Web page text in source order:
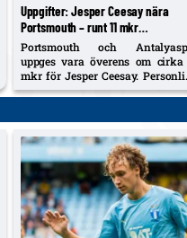
Uppgifter: Jesper Ceesay nära
Portsmouth – runt 11 mkr
överenskommet,
återstår
Portsmouth och
uppges vara överens om cirka
mkr för Jesper Ceesay.
villkoren klara;